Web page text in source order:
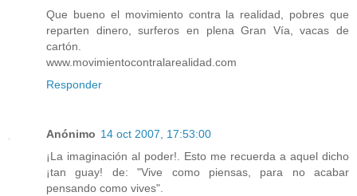
Que bueno el movimiento contra la realidad, pobres que
reparten dinero, surferos en plena Gran Vía, vacas de
cartón.
www.movimientocontralarealidad.com
Responder
Anónimo 14 oct 2007, 17:53:00
¡La imaginación al poder!. Esto me recuerda a aquel dicho
¡tan guay! de: "Vive como piensas, para no acabar
pensando como vives".